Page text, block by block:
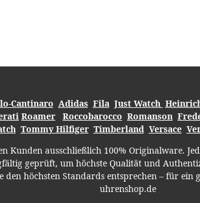
Cantinaro Adidas Fila Just Watch
Roamer Roccobarocco Romanson
Tommy Hilfiger Timberland Versace
Kunden ausschließlich 100% Originalware.
geprüft, um höchste Qualität und
höchsten Standards entsprechen – für ein
uhrenshop.de